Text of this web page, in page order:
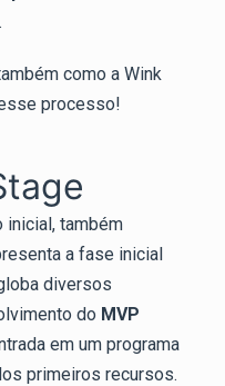
como a Wink
processo!
inicial, também
a fase inicial
diversos
do MVP
em um programa
primeiros recursos.